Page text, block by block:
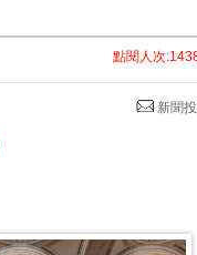
點閱人次
新聞